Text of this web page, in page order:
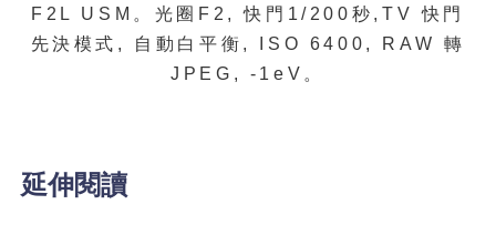
F2L USM 。 光圈 F2,快門 1/200 秒 , TV快門
先決模式 , 自動白平衡 , ISO 6400, RAW 轉
JPEG, -1eV 。
延伸閱讀